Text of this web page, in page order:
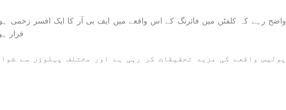
واضح رہے کہ کلفٹن میں فائرنگ کے اس واقعے میں ایف بی آر کا ایک افسر زخمی
فرار
پولیس واقعے کی مزید تحقیقات کر رہی ہے اور مختلف پہلوؤں سے